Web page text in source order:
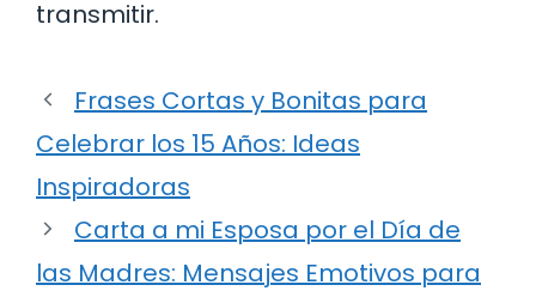
transmitir.
Frases Cortas y Bonitas para
Celebrar los 15 Años: Ideas
Inspiradoras
Carta a mi Esposa por el Día de
las Madres: Mensajes Emotivos para